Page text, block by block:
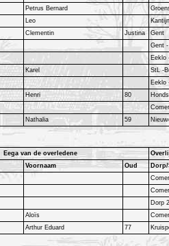
Petrus Bernard
Leo
Clementin Justina
Gent
Gent
Eeklo
Karel
StL -
Eeklo
Henri 80
Nathalia 59
Eega van de overledene
Voornaam Oud
Dorp
Aloïs
Arthur Eduard 77